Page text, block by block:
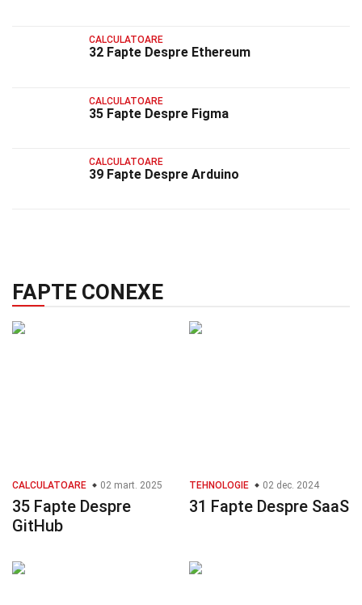
CALCULATOARE
32 Fapte Despre Ethereum
CALCULATOARE
35 Fapte Despre Figma
CALCULATOARE
39 Fapte Despre Arduino
FAPTE CONEXE
CALCULATOARE 02 mart. 2025
35 Fapte Despre
GitHub
TEHNOLOGIE 02 dec. 2024
31 Fapte Despre SaaS